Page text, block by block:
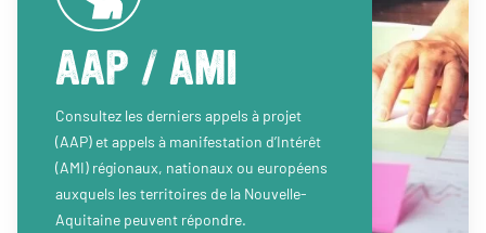
AAP / AMI
Consultez les derniers appels à projet
(AAP) et appels à manifestation d’Intérêt
(AMI) régionaux, nationaux ou européens
auxquels les territoires de la Nouvelle-
Aquitaine peuvent répondre.